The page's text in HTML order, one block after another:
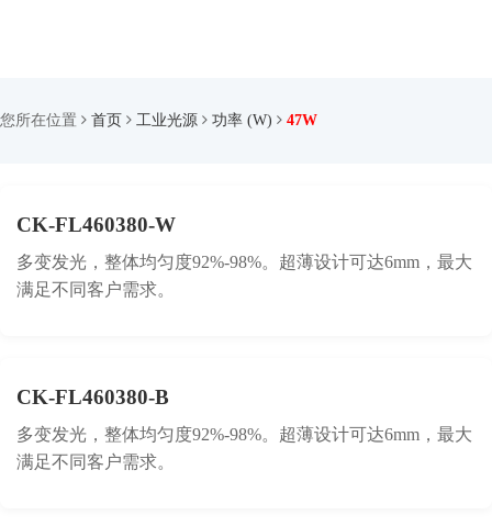
您所在位置 首页 工业光源 功率 (W) 47W
CK-FL460380-W
多变发光，整体均匀度92%-98%。超薄设计可达6mm，最大
满足不同客户需求。
CK-FL460380-B
多变发光，整体均匀度92%-98%。超薄设计可达6mm，最大
满足不同客户需求。